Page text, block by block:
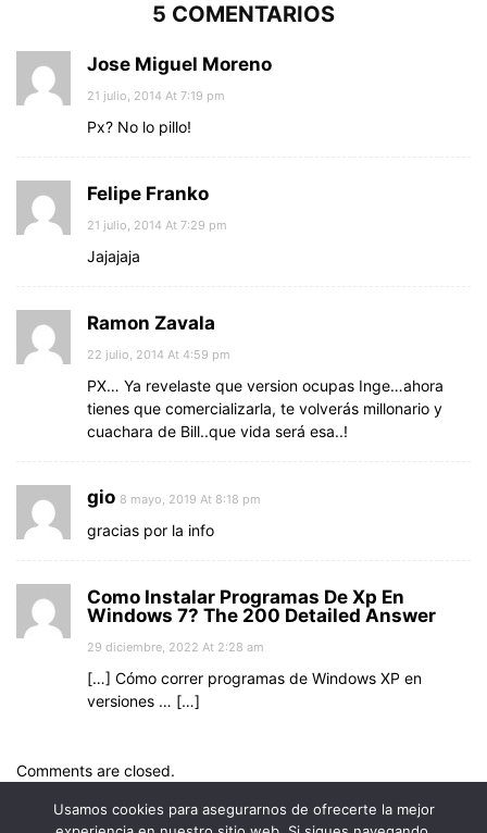
5 COMENTARIOS
Jose Miguel Moreno
21 julio, 2014 At 7:19 pm
Px? No lo pillo!
Felipe Franko
21 julio, 2014 At 7:29 pm
Jajajaja
Ramon Zavala
22 julio, 2014 At 4:59 pm
PX… Ya revelaste que version ocupas Inge…ahora
tienes que comercializarla, te volverás millonario y
cuachara de Bill..que vida será esa..!
gio 8 mayo, 2019 At 8:18 pm
gracias por la info
Como Instalar Programas De Xp En
Windows 7? The 200 Detailed Answer
29 diciembre, 2022 At 2:28 am
[…] Cómo correr programas de Windows XP en
versiones … […]
Comments are closed.
Usamos cookies para asegurarnos de ofrecerte la mejor